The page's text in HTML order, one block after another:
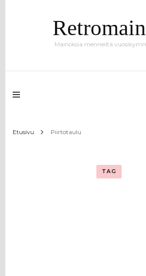
Mainoksia menneiltä
Etusivu Piirtotaulu
TAG